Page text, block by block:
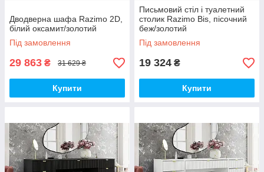
Дводверна шафа Razimo 2D,
білий оксамит/золотий
Під замовлення
29 863 ₴ 31 629 ₴
Купити
Письмовий стіл і туалетний
столик Razimo Bis, пісочний
беж/золотий
Під замовлення
19 324 ₴
Купити